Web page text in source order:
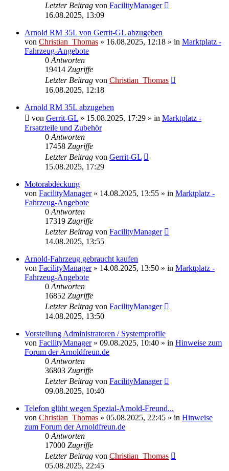
Letzter Beitrag von FacilityManager
16.08.2025, 13:09
Arnold RM 35L von Gerrit-GL abzugeben
von Christian_Thomas » 16.08.2025, 12:18 » in Marktplatz -
Fahrzeug-Angebote
0Antworten
19414 Zugriffe
Letzter Beitrag von Christian_Thomas
16.08.2025, 12:18
Arnold RM 35L abzugeben
von Gerrit-GL » 15.08.2025, 17:29 » in Marktplatz -
Ersatzteile und Zubehör
0Antworten
17458 Zugriffe
Letzter Beitrag von Gerrit-GL
15.08.2025, 17:29
Motorabdeckung
von FacilityManager» 14.08.2025, 13:55 » in Marktplatz -
Fahrzeug-Angebote
0Antworten
17319 Zugriffe
Letzter Beitrag von FacilityManager
14.08.2025, 13:55
Arnold-Fahrzeug gebraucht kaufen
von FacilityManager» 14.08.2025, 13:50 » in Marktplatz -
Fahrzeug-Angebote
0Antworten
16852 Zugriffe
Letzter Beitrag von FacilityManager
14.08.2025, 13:50
Vorstellung Administratoren / Systemprofile
von FacilityManager» 09.08.2025, 10:40 » in Hinweise zum
Forum der Arnoldfreun.de
0Antworten
36803 Zugriffe
Letzter Beitrag von FacilityManager
09.08.2025, 10:40
Telefon glüht wegen Spezial-Arnold-Freund...
von Christian_Thomas » 05.08.2025, 22:45 » in Hinweise
zum Forum der Arnoldfreun.de
0Antworten
17000 Zugriffe
Letzter Beitrag von Christian_Thomas
05.08.2025, 22:45